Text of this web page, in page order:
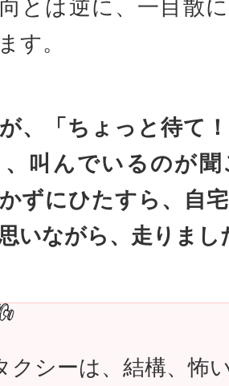
とは逆に、一目散
す。
、「ちょっと待て
叫んでいるのが
ずにひたすら、自
いながら、走りまし
クシーは、結構、怖